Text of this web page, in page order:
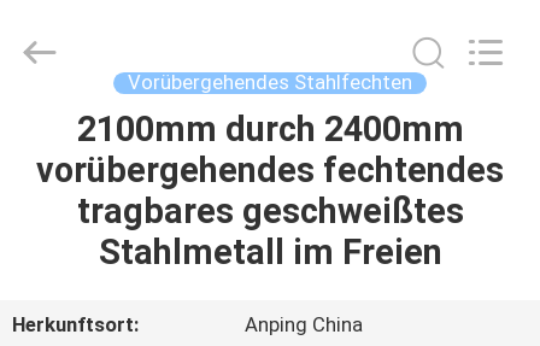
HAUS
PRODUKTE
UNS
Rights
Vorübergehendes Stahlfechten
2100mm durch 2400mm
vorübergehendes fechtendes
tragbares geschweißtes
Stahlmetall im Freien
Herkunftsort:
Anping China